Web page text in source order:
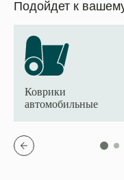
Подойдет к
Коврики
автомобильные